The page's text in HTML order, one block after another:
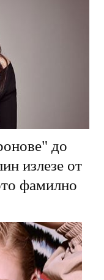
до
излезе от
фамилно